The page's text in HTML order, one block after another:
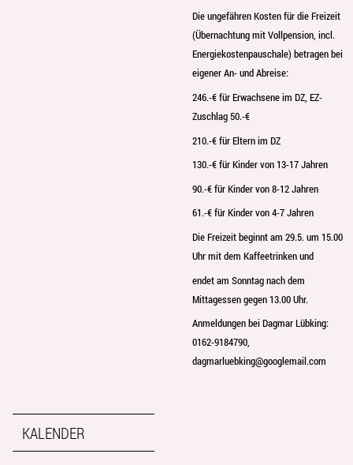
Die ungefähren Kosten für die Freizeit
(Übernachtung mit Vollpension, incl.
Energiekostenpauschale) betragen bei
eigener An- und Abreise:
246.-€ für Erwachsene im DZ, EZ-
Zuschlag 50.-€
210.-€ für Eltern im DZ
130.-€ für Kinder von 13-17 Jahren
90.-€ für Kinder von 8-12 Jahren
61.-€ für Kinder von 4-7 Jahren
Die Freizeit beginnt am 29.5. um 15.00
Uhr mit dem Kaffeetrinken und
endet am Sonntag nach dem
Mittagessen gegen 13.00 Uhr.
Anmeldungen bei Dagmar Lübking:
0162-9184790,
dagmarluebking@googlemail.com
KALENDER